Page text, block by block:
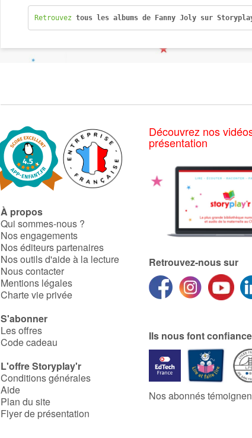
Retrouvez tous les albums de Fanny Joly sur
À propos
Qui sommes-nous ?
Nos engagements
Nos éditeurs partenaires
Nos outils d'aide à la lecture
Nous contacter
Mentions légales
Charte vie privée
S'abonner
Les offres
Code cadeau
L'offre Storyplay'r
Conditions générales
Aide
Plan du site
Flyer de présentation
Découvrez nos
présentation
Retrouvez-nous sur
Ils nous font confiance
Nos abonnés